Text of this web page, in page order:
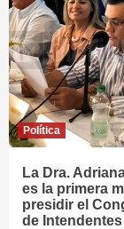
Política
La Dra.
es la primera
presidir el
de Intendentes